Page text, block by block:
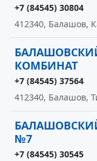
+7 (84545) 30804
412340, Балашов,
КОМБИНАТ
+7 (84545) 37564
412340, Балашов,
№7
+7 (84545) 30545